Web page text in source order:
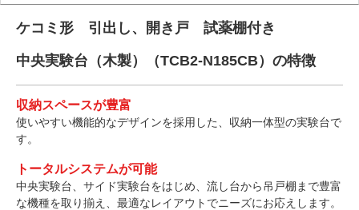
ケコミ形 引出し、開き戸 試薬棚付き
中央実験台（木製）（TCB2-N185CB）の特徴
収納スペースが豊富
使いやすい機能的なデザインを採用した、収納一体型の実験台で
す。
トータルシステムが可能
中央実験台、サイド実験台をはじめ、流し台から吊戸棚まで豊富
な機種を取り揃え、最適なレイアウトでニーズにお応えします。